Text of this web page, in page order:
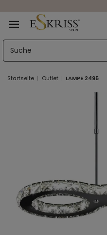
Startseite Outlet LAMPE 2495